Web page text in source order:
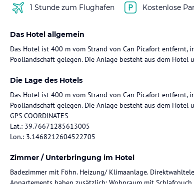
1 Stunde zum Flughafen Kostenlose
Das Hotel allgemein
Das Hotel ist 400 m vom Strand von Can Picafort
Die Lage des Hotels
Das Hotel ist 400 m vom Strand von Can Picafort
Poollandschaft gelegen. Die Anlage besteht aus dem Hotel
GPS COORDINATES
Lat.: 39.76671285613005
Lon.: 3.1468212604522705
Zimmer / Unterbringung im Hotel
Badezimmer mit Föhn. Heizung/ Klimaanlage.